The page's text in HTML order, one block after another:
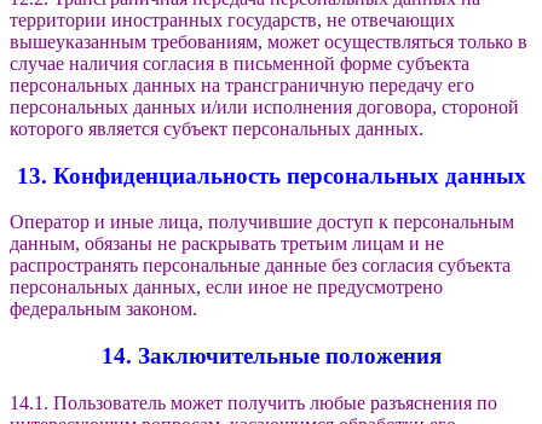
территории иностранных государств, не отвечающих
вышеуказанным требованиям, может осуществляться только в
случае наличия согласия в письменной форме субъекта
персональных данных на трансграничную передачу его
персональных данных и/или исполнения договора, стороной
которого является субъект персональных данных.
13. Конфиденциальность персональных данных
Оператор и иные лица, получившие доступ к персональным
данным, обязаны не раскрывать третьим лицам и не
распространять персональные данные без согласия субъекта
персональных данных, если иное не предусмотрено
федеральным законом.
14. Заключительные положения
14.1. Пользователь может получить любые разъяснения по